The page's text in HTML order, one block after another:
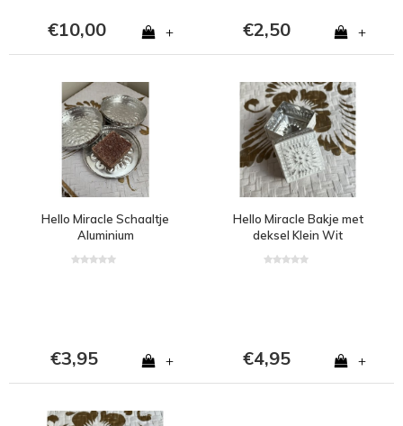
€10,00 + €2,50 +
Hello Miracle Schaaltje
Aluminium
€3,95 +
Hello Miracle Bakje met
deksel Klein Wit
€4,95 +